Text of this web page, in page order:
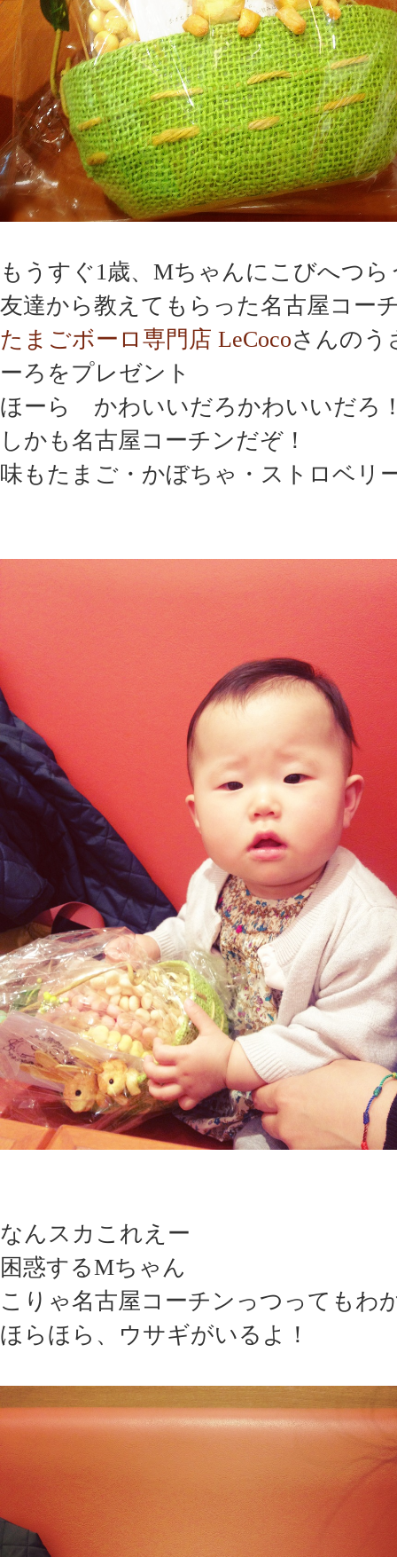
もうすぐ1歳、Mちゃんにこびへつら
友達から教えてもらった名古屋コー
たまごボーロ専門店 LeCocoさんのう
ーろをプレゼント
ほーら かわいいだろかわいいだろ
しかも名古屋コーチンだぞ！
味もたまご・かぼちゃ・ストロベリ
なんスカこれえー
困惑するMちゃん
こりゃ名古屋コーチンっつってもわ
ほらほら、ウサギがいるよ！